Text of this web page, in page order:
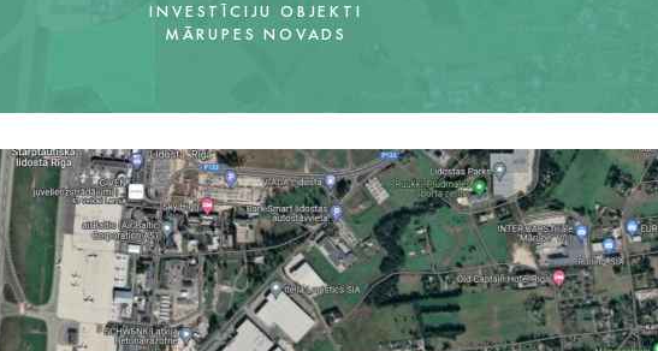
INVESTĪCIJU OBJEKTI
MĀRUPES NOVADS